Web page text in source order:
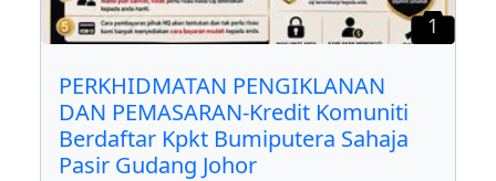
1
PERKHIDMATAN PENGIKLANAN
DAN PEMASARAN-Kredit Komuniti
Berdaftar Kpkt Bumiputera Sahaja
Pasir Gudang Johor